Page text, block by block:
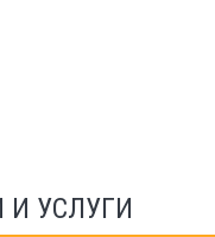
И УСЛУГИ